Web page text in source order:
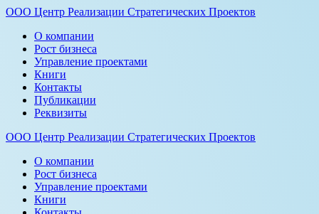
ООО Центр Реализации Стратегических Проектов
О компании
Рост бизнеса
Управление проектами
Книги
Контакты
Публикации
Реквизиты
ООО Центр Реализации Стратегических Проектов
О компании
Рост бизнеса
Управление проектами
Книги